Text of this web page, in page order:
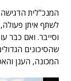
המנכ"לית
לשתף איתן
וסייבר. ואם כבר
שהסיכונים
המכונה, הענן